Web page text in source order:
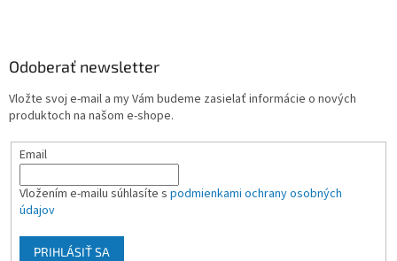
Odoberať newsletter
Vložte svoj e-mail a my Vám budeme zasielať informácie o nových
produktoch na našom e-shope.
Email
Vložením e-mailu súhlasíte s podmienkami ochrany osobných
údajov
PRIHLÁSIŤ SA